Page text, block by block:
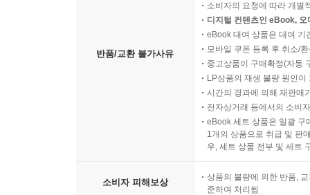
반품/교환 불가사유
소비자의 요청에 따라 개별
디지털 컨텐츠인 eBook,
eBook 대여 상품은 대여 기
모바일 쿠폰 등록 후 취소/
중고상품이 구매확정(자동
LP상품의 재생 불량 원인
시간의 경과에 의해 재판매
전자상거래 등에서의 소비
eBook 세트 상품은 일괄 구
1개의 상품으로 취급 및 판
우, 세트 상품 전부 및 세트
소비자 피해보상
상품의 불량에 의한 반품,
준하여 처리됨